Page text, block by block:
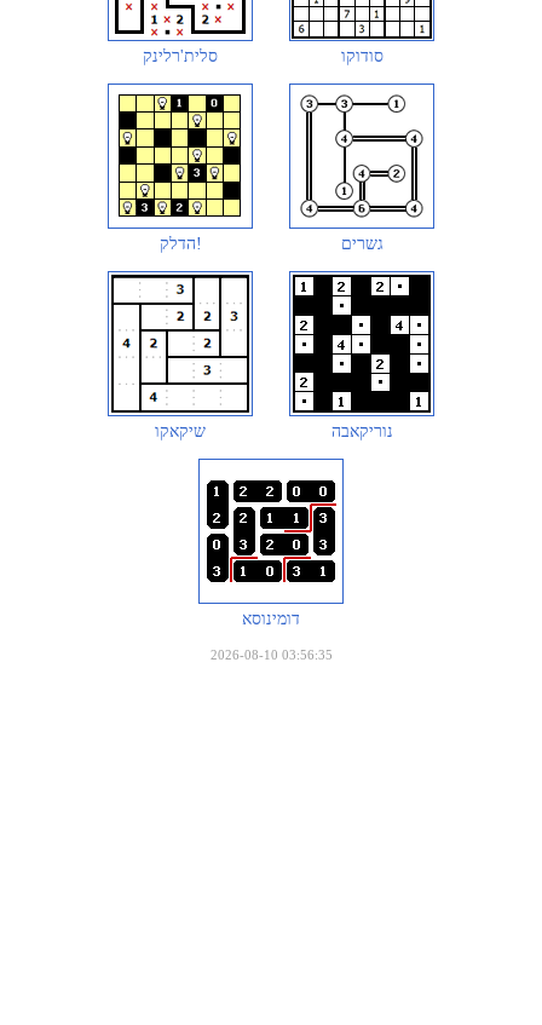
סלית'רלינק סודוקו
הדלק! גשרים
שיקאקו נוריקאבה
דומינוסא
2026-08-10 03:56:35